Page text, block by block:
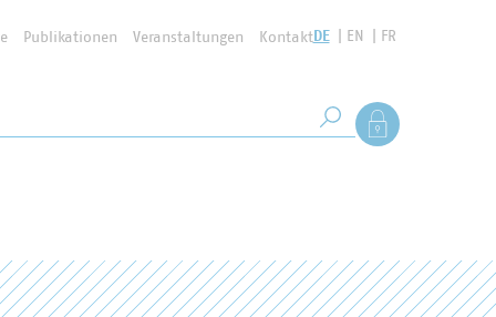
Publikationen Veranstaltungen KontaktDE EN FR
Suche starten
Als Mitglied